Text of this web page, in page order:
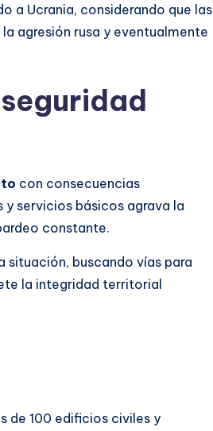
a Ucrania, considerando que las
agresión rusa y eventualmente
con consecuencias
servicios básicos agrava la
constante.
situación, buscando vías para
la integridad territorial
de 100 edificios civiles y